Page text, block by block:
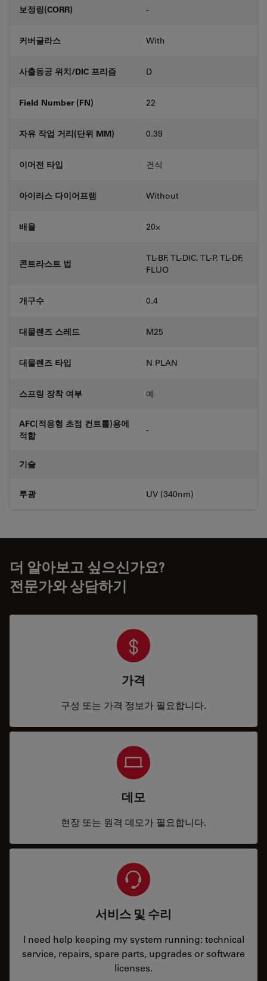
보정링(CORR) -
커버글라스 With
사출동공 위치/DIC 프리즘 D
Field Number (FN) 22
자유 작업 거리(단위 MM) 0.39
이머전 타입 건식
아이리스 다이어프램 Without
배율 20⨉
콘트라스트 법
TL-BF, TL-DIC, TL-P, TL-DF,
FLUO
개구수 0.4
대물렌즈 스레드 M25
대물렌즈 타입 N PLAN
스프링 장착 여부 예
AFC(적응형 초점 컨트롤)용에
적합
-
기술
투광 UV (340nm)
더 알아보고 싶으신가요?
전문가와 상담하기
가격
구성 또는 가격 정보가 필요합니다.
데모
현장 또는 원격 데모가 필요합니다.
서비스 및 수리
I need help keeping my system running: technical
service, repairs, spare parts, upgrades or software
licenses.